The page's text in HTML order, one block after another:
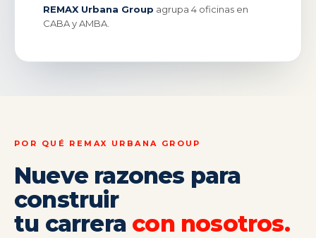
REMAX Urbana Group agrupa 4 oficinas en
CABA y AMBA.
POR QUÉ REMAX URBANA GROUP
Nueve razones para
construir
tu carrera con nosotros.